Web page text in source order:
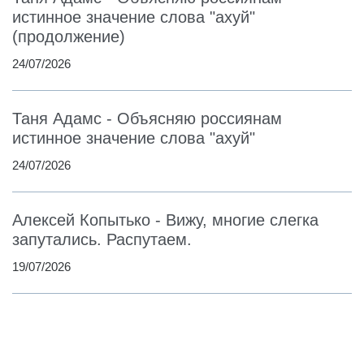
истинное значение слова "ахуй"
(продолжение)
24/07/2026
Таня Адамс - Объясняю россиянам
истинное значение слова "ахуй"
24/07/2026
Алексей Копытько - Вижу, многие слегка
запутались. Распутаем.
19/07/2026